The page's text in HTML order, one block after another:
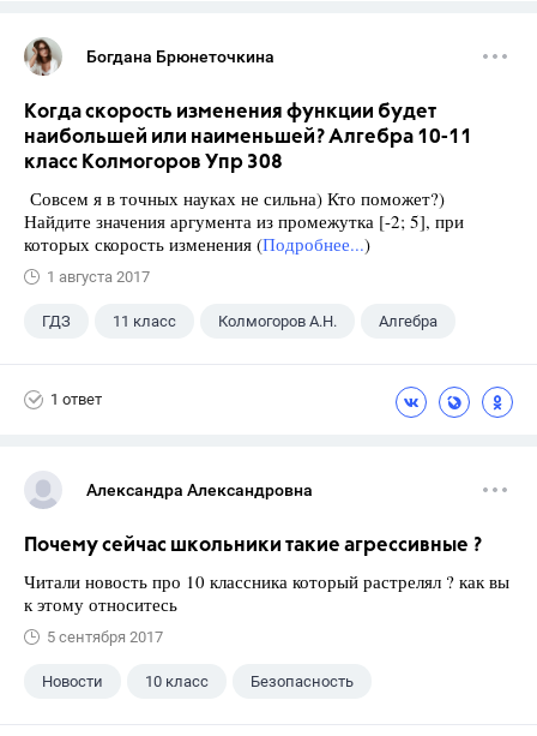
Богдана Брюнеточкина
Когда скорость изменения функции будет
наибольшей или наименьшей? Алгебра 10-11
класс Колмогоров Упр 308
Совсем я в точных науках не сильна) Кто поможет?)
Найдите значения аргумента из промежутка [-2; 5], при
которых скорость изменения (Подробнее...)
1 августа 2017
ГДЗ 11 класс Колмогоров А.Н. Алгебра
1 ответ
Александра Александровна
Почему сейчас школьники такие агрессивные ?
Читали новость про 10 классника который растрелял ? как вы
к этому относитесь
5 сентября 2017
Новости 10 класс Безопасность